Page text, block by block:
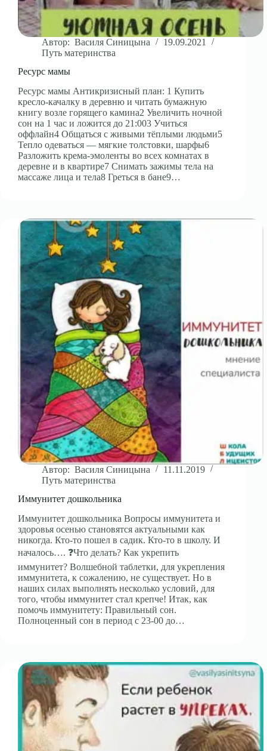
Автор: Василя Синицына
19.09.2021
Путь материнства
Ресурс мамы
Ресурс мамы Антикризисный план: 1 Купить
кресло-качалку в деревню и читать бумажную
книгу возле горящего камина2 Увеличить ночной
сон на 1 час и ложится до 21:003 Учиться
оффлайн4 Общаться с живыми тёплыми людьми5
Тепло одеваться — мягкие толстовки, шарфы6
Разложить крема-эмоленты во всех комнатах в
деревне и в квартире7 Снимать зажимы тела на
массаже лица и тела8 Греться в бане9…
Автор: Василя Синицына
11.11.2019
Путь материнства
Иммунитет дошкольника
Иммунитет дошкольника Вопросы иммунитета и
здоровья осенью становятся актуальными как
никогда. Кто-то пошел в садик. Кто-то в школу. И
началось…. ❓Что делать? Как укрепить
иммунитет? Волшебной таблетки, для укрепления
иммунитета, к сожалению, не существует. Но в
наших силах выполнять несколько условий, для
того, чтобы иммунитет стал крепче! Итак, как
помочь иммунитету: Правильный сон.
Полноценный сон в период с 23-00 до…